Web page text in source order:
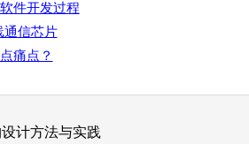
件开发过程
通信芯片
痛点？